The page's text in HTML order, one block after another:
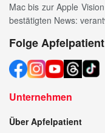
Mac bis zur Apple
bestätigten News:
Folge Apfelpatient
Unternehmen
Über Apfelpatient